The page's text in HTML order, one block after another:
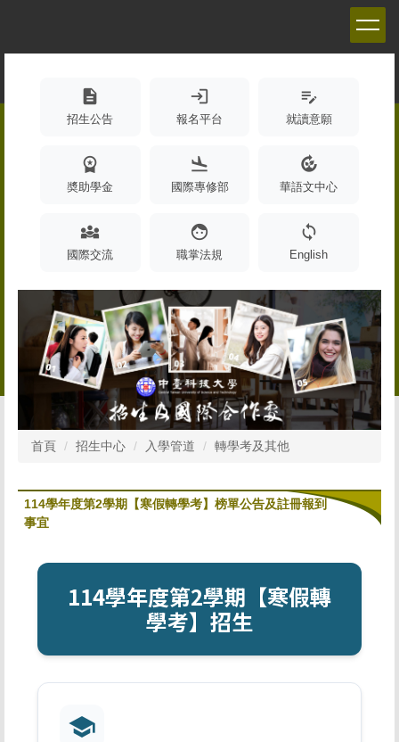
description
招生公告
login
報名平台
edit_note
就讀意願
workspace_premium
奬助學金
flight_land
國際專修部
compost
華語文中心
diversity_3
國際交流
face
職掌法規
sync
English
首頁 招生中心 入學管道 轉學考及其他
114學年度第2學期【寒假轉學考】榜單公告及註冊報到
事宜
114學年度第2學期【寒假轉
學考】招生
school